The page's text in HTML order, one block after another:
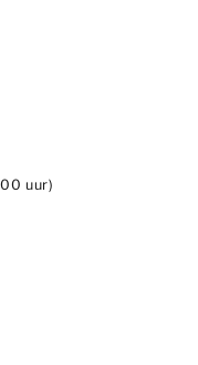
uur)